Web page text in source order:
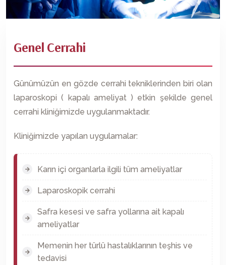
Genel Cerrahi
Günümüzün en gözde cerrahi tekniklerinden biri olan
laparoskopi ( kapalı ameliyat ) etkin şekilde genel
cerrahi kliniğimizde uygulanmaktadır.
Kliniğimizde yapılan uygulamalar:
Karın içi organlarla ilgili tüm ameliyatlar
Laparoskopik cerrahi
Safra kesesi ve safra yollarına ait kapalı
ameliyatlar
Memenin her türlü hastalıklarının teşhis ve
tedavisi